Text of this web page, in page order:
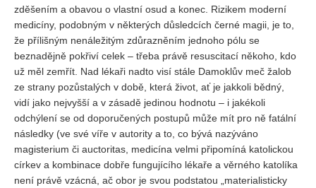
zděšením a obavou o vlastní osud a konec. Rizikem moderní
medicíny, podobným v některých důsledcích černé magii, je to,
že přílišným nenáležitým zdůrazněním jednoho pólu se
beznadějně pokřiví celek – třeba právě resuscitací někoho, kdo
už měl zemřít. Nad lékaři nadto visí stále Damoklův meč žalob
ze strany pozůstalých v době, která život, ať je jakkoli bědný,
vidí jako nejvyšší a v zásadě jedinou hodnotu – i jakékoli
odchýlení se od doporučených postupů může mít pro ně fatální
následky (ve své víře v autority a to, co bývá nazýváno
magisterium či auctoritas, medicína velmi připomíná katolickou
církev a kombinace dobře fungujícího lékaře a věrného katolíka
není právě vzácná, ač obor je svou podstatou „materialisticky